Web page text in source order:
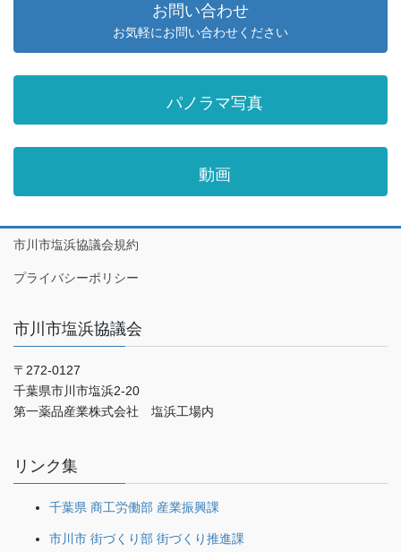
お問い合わせ
お気軽にお問い合わせください
パノラマ写真
動画
市川市塩浜協議会規約
プライバシーポリシー
市川市塩浜協議会
〒272-0127
千葉県市川市塩浜2-20
第一薬品産業株式会社 塩浜工場内
リンク集
千葉県 商工労働部 産業振興課
市川市 街づくり部 街づくり推進課